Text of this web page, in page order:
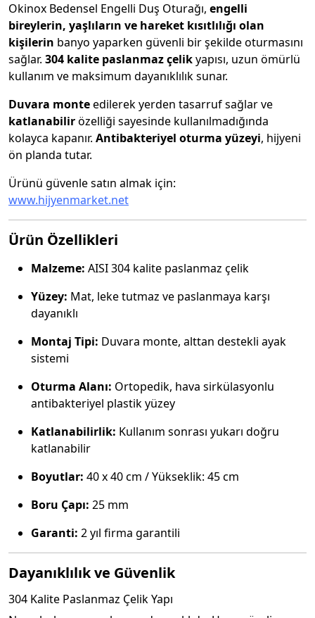
Okinox Bedensel Engelli Duş Oturağı, engelli
bireylerin, yaşlıların ve hareket kısıtlılığı olan
kişilerin banyo yaparken güvenli bir şekilde oturmasını
sağlar. 304 kalite paslanmaz çelikyapısı, uzun ömürlü
kullanım ve maksimum dayanıklılık sunar.
Duvara monteedilerek yerden tasarruf sağlar ve
katlanabilirözelliği sayesinde kullanılmadığında
kolayca kapanır. Antibakteriyel oturma yüzeyi, hijyeni
ön planda tutar.
Ürünü güvenle satın almak için:
www.hijyenmarket.net
Ürün Özellikleri
Malzeme: AISI 304 kalite paslanmaz çelik
Yüzey: Mat, leke tutmaz ve paslanmaya karşı
dayanıklı
Montaj Tipi: Duvara monte, alttan destekli ayak
sistemi
Oturma Alanı: Ortopedik, hava sirkülasyonlu
antibakteriyel plastik yüzey
Katlanabilirlik: Kullanım sonrası yukarı doğru
katlanabilir
Boyutlar: 40 x 40 cm / Yükseklik: 45 cm
Boru Çapı: 25 mm
Garanti: 2 yıl firma garantili
Dayanıklılık ve Güvenlik
304 Kalite Paslanmaz Çelik Yapı